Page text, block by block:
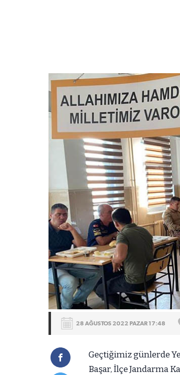
28 AĞUSTOS 2022 PAZAR 17:48
Geçtiğimiz günlerde
Başar, İlçe Jandarma